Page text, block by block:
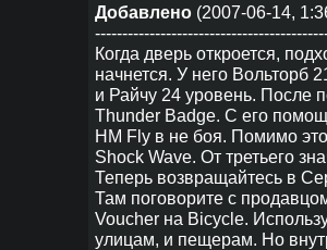
Добавлено(2007-06-14,
Когда дверь откроется,
начнется. У него Вольторб
и Райчу 24 уровень. После
Thunder Badge. С его
HM Fly в не боя. Помимо
Shock Wave. От третьего
Теперь возвращайтесь в
Там поговорите с
Voucher на Bicycle.
улицам, и пещерам. Но